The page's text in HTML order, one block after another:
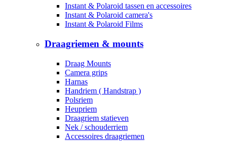
Instant & Polaroid tassen en accessoires
Instant & Polaroid camera's
Instant & Polaroid Films
Draagriemen & mounts
Draag Mounts
Camera grips
Harnas
Handriem ( Handstrap )
Polsriem
Heupriem
Draagriem statieven
Nek / schouderriem
Accessoires draagriemen